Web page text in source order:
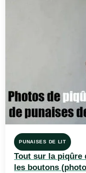
PUNAISES DE LIT
Tout sur la piqûre
les boutons